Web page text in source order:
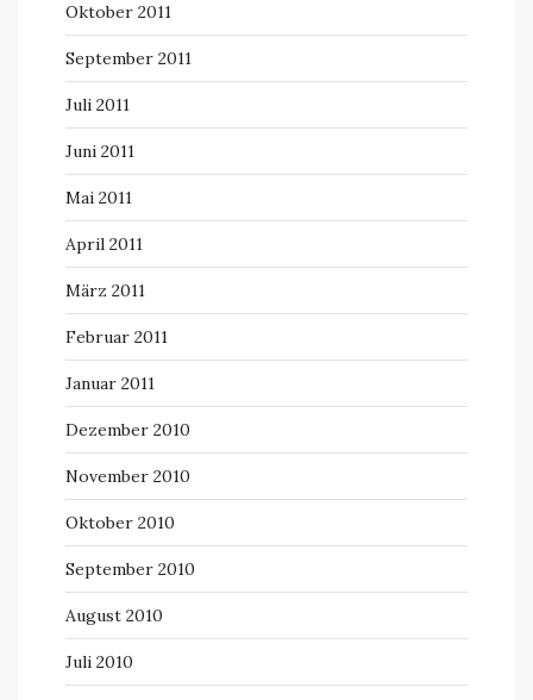
Oktober 2011
September 2011
Juli 2011
Juni 2011
Mai 2011
April 2011
März 2011
Februar 2011
Januar 2011
Dezember 2010
November 2010
Oktober 2010
September 2010
August 2010
Juli 2010